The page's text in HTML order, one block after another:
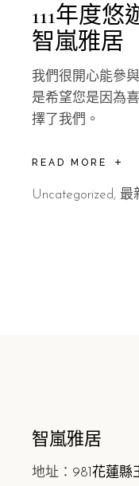
111年度
智嵐雅居
我們很開心能參
是希望您是因為
擇了我們。
READ MORE
Uncategorized, 最
智嵐雅居
地址： 981花蓮縣